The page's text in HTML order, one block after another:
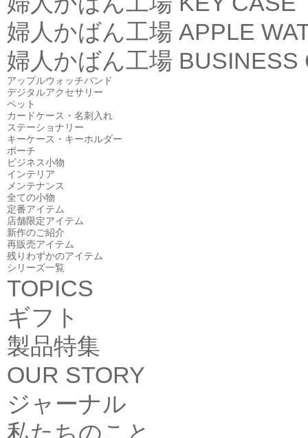
婦人かばん工場 APPLE
婦人かばん工場 BUSINESS
アップルウォッチバンド
デジタルアクセサリー
ペット
カードケース・名刺入れ
ステーショナリー
キーケース・キーホルダー
ポーチ
ビジネス小物
インテリア
メンテナンス
全ての小物
定番アイテム
店舗限定アイテム
新作のご紹介
再販売アイテム
残りわずかのアイテム
シリーズ一覧
TOPICS
ギフト
製品特集
OUR STORY
ジャーナル
私たちのこと